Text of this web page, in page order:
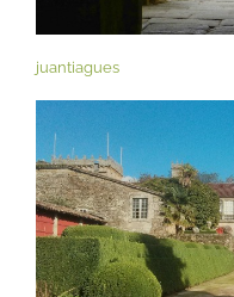
juantiagues